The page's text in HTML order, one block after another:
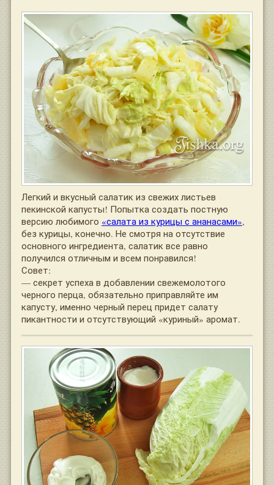
Легкий и вкусный салатик из свежих листьев
пекинской капусты! Попытка создать постную
версию любимого «салата из курицы с ананасами»,
без курицы, конечно. Не смотря на отсутствие
основного ингредиента, салатик все равно
получился отличным и всем понравился!
Совет:
— секрет успеха в добавлении свежемолотого
черного перца, обязательно приправляйте им
капусту, именно черный перец придет салату
пикантности и отсутствующий «куриный» аромат.